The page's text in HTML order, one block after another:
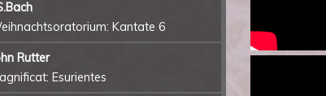
Kantate 6
Rutter
Esurientes